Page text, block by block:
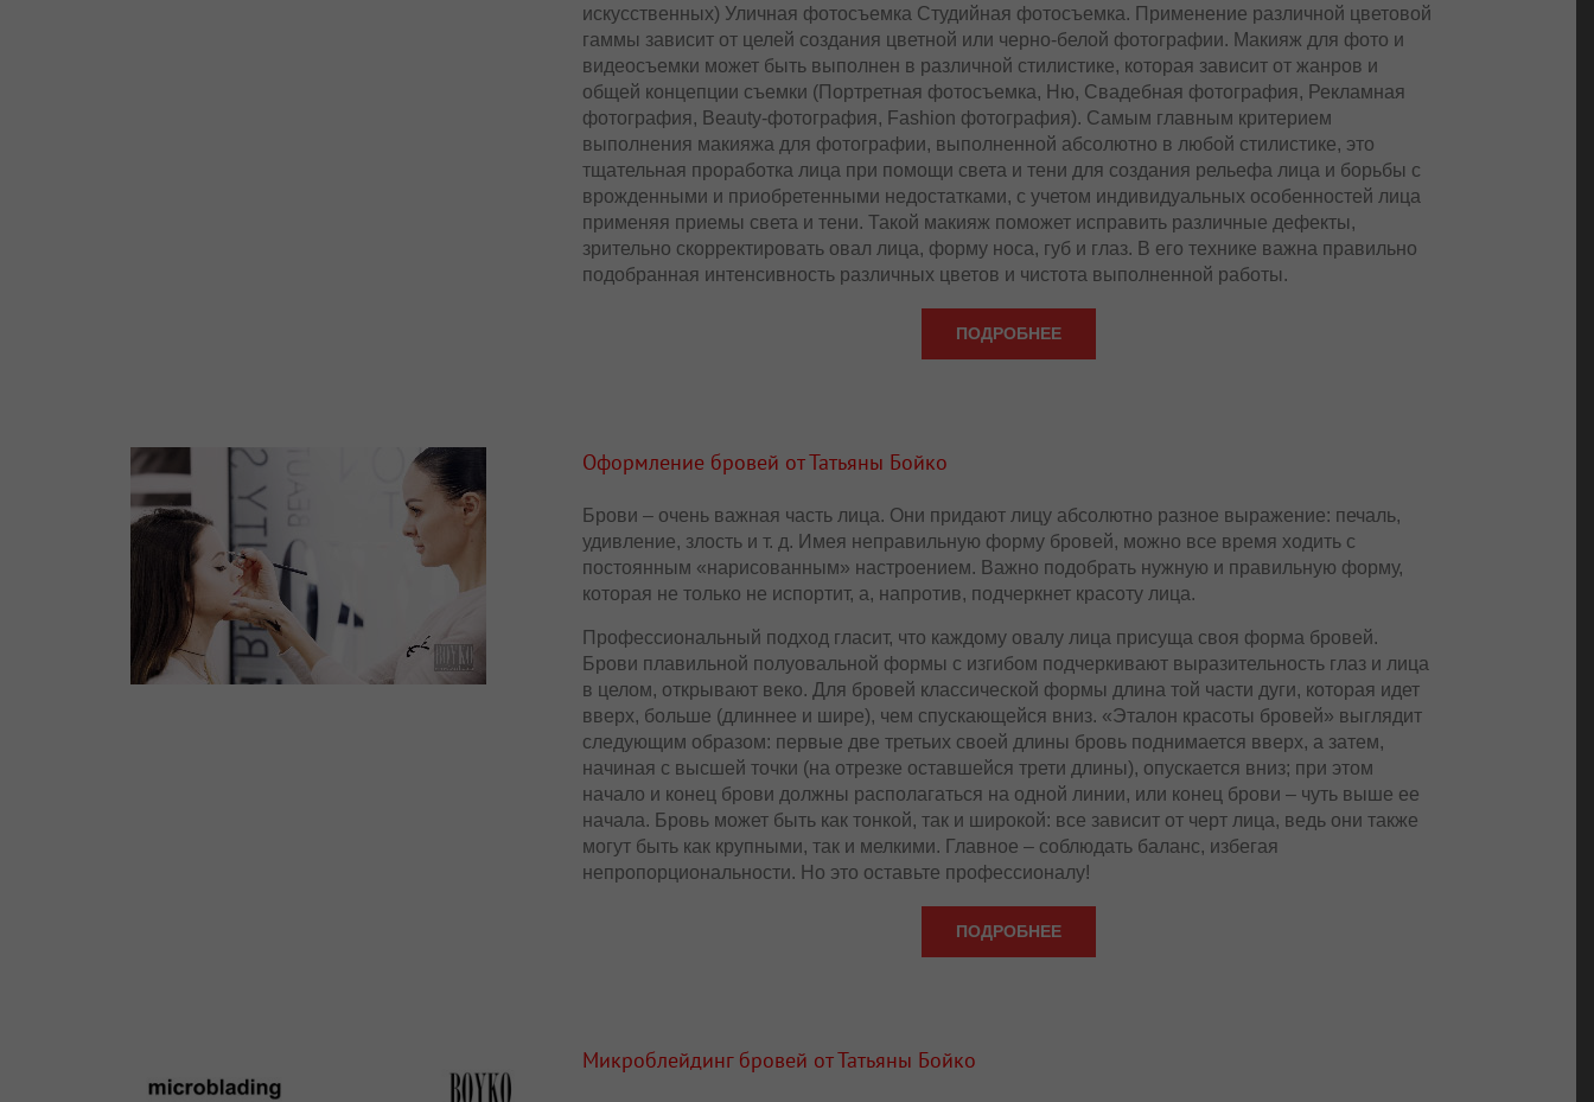
искусственных) Уличная фотосъемка Студийная фотосъемка. Применение различной цветовой
гаммы зависит от целей создания цветной или черно-белой фотографии. Макияж для фото и
видеосъемки может быть выполнен в различной стилистике, которая зависит от жанров и
общей концепции съемки (Портретная фотосъемка, Ню, Свадебная фотография, Рекламная
фотография, Beauty-фотография, Fashion фотография). Самым главным критерием
выполнения макияжа для фотографии, выполненной абсолютно в любой стилистике, это
тщательная проработка лица при помощи света и тени для создания рельефа лица и борьбы с
врожденными и приобретенными недостатками, с учетом индивидуальных особенностей лица
применяя приемы света и тени. Такой макияж поможет исправить различные дефекты,
зрительно скорректировать овал лица, форму носа, губ и глаз. В его технике важна правильно
подобранная интенсивность различных цветов и чистота выполненной работы.
ПОДРОБНЕЕ
Оформление бровей от Татьяны Бойко
Брови – очень важная часть лица. Они придают лицу абсолютно разное выражение: печаль,
удивление, злость и т. д. Имея неправильную форму бровей, можно все время ходить с
постоянным «нарисованным» настроением. Важно подобрать нужную и правильную форму,
которая не только не испортит, а, напротив, подчеркнет красоту лица.
Профессиональный подход гласит, что каждому овалу лица присуща своя форма бровей.
Брови плавильной полуовальной формы с изгибом подчеркивают выразительность глаз и лица
в целом, открывают веко. Для бровей классической формы длина той части дуги, которая идет
вверх, больше (длиннее и шире), чем спускающейся вниз. «Эталон красоты бровей» выглядит
следующим образом: первые две третьих своей длины бровь поднимается вверх, а затем,
начиная с высшей точки (на отрезке оставшейся трети длины), опускается вниз; при этом
начало и конец брови должны располагаться на одной линии, или конец брови – чуть выше ее
начала. Бровь может быть как тонкой, так и широкой: все зависит от черт лица, ведь они также
могут быть как крупными, так и мелкими. Главное – соблюдать баланс, избегая
непропорциональности. Но это оставьте профессионалу!
ПОДРОБНЕЕ
Микроблейдинг бровей от Татьяны Бойко